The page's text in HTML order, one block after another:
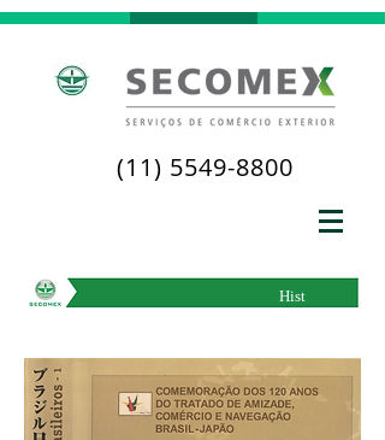
(11) 5549-8800
Hist